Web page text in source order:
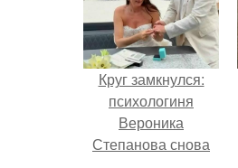
Круг замкнулся:
психологиня
Вероника
Степанова снова